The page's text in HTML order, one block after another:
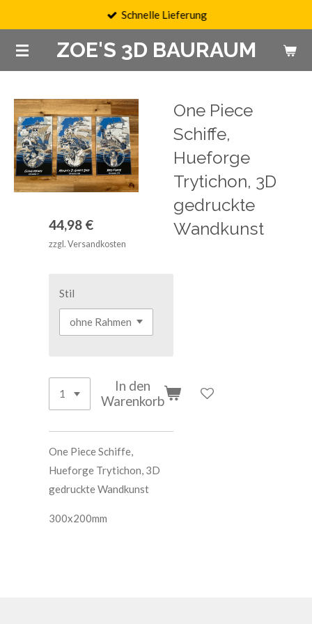
springen
ZOE'S 3D BAURAUM
Schnelle Lieferung
One Piece
Schiffe,
Hueforge
Trytichon, 3D
gedruckte
Wandkunst
44,98 €
zzgl. Versandkosten
Stil
In den
Warenkorb
One Piece Schiffe,
Hueforge Trytichon, 3D
gedruckte Wandkunst
300x200mm